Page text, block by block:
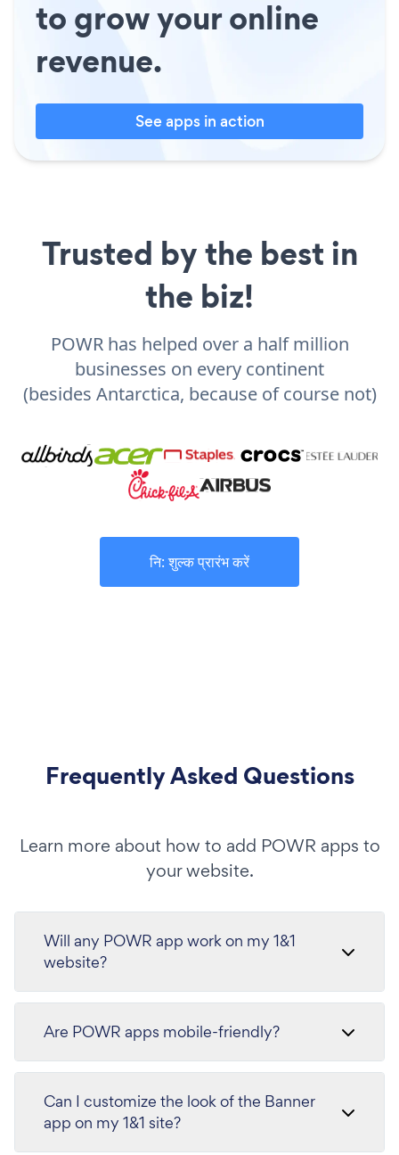
to grow your online
revenue.
See apps in action
Trusted by the best in
the biz!
POWR has helped over a half million
businesses on every continent
(besides Antarctica, because of course not)
नि: शुल्क प्रारंभ करें
Frequently Asked Questions
Learn more about how to add POWR apps to
your website.
Will any POWR app work on my 1&1
website?
Are POWR apps mobile-friendly?
Can I customize the look of the Banner
app on my 1&1 site?